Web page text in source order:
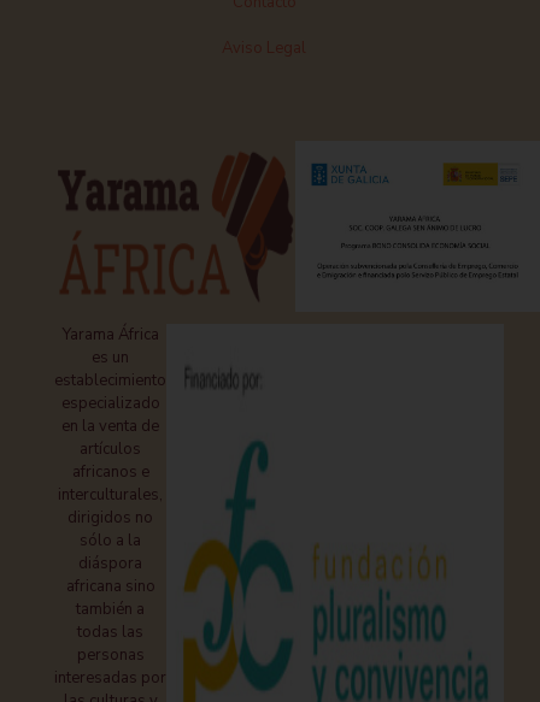
Yarama África
es un
establecimiento
especializado
en la venta de
artículos
africanos e
interculturales,
dirigidos no
sólo a la
diáspora
africana sino
también a
todas las
personas
interesadas por